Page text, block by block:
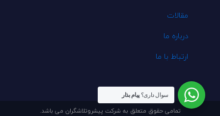
مقالات
درباره ما
ارتباط با ما
تمامی حقوق متعلق به شرکت پیشروتلاشگران می باشد.
سوال داری؟پیام بذار